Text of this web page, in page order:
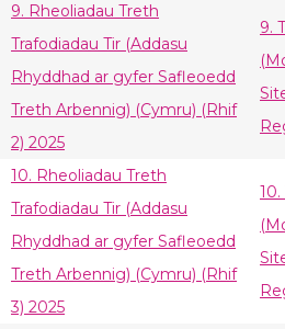
9. Rheoliadau Treth
Trafodiadau Tir (Addasu
Rhyddhad ar gyfer Safleoedd
Treth Arbennig) (Cymru) (Rhif
2) 2025
9.
10. Rheoliadau Treth
Trafodiadau Tir (Addasu
Rhyddhad ar gyfer Safleoedd
Treth Arbennig) (Cymru) (Rhif
3) 2025